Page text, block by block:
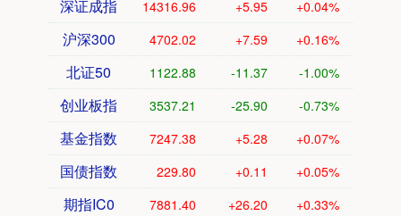
深证成指 14316.96 +5.95 +0.04%
沪深300 4702.02 +7.59 +0.16%
北证50 1122.88 -11.37 -1.00%
创业板指 3537.21 -25.90 -0.73%
基金指数 7247.38 +5.28 +0.07%
国债指数 229.80 +0.11 +0.05%
期指IC0 7881.40 +26.20 +0.33%